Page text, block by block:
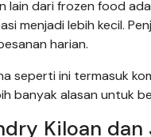
lain dari frozen food
menjadi lebih kecil.
harian.
seperti ini termasuk
banyak alasan untuk
Kiloan